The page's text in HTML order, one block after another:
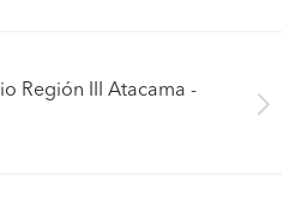
Región III Atacama -